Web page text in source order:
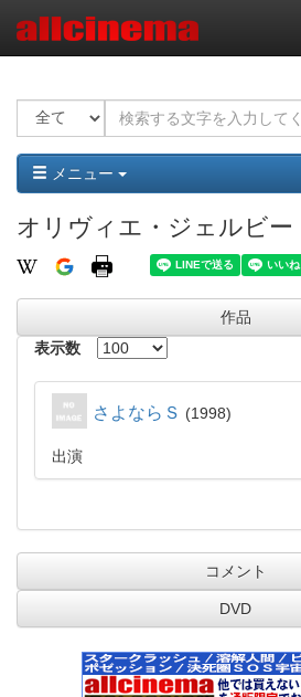
メニュー
オリヴィエ・ジェルビー
作品
表示数
さよならＳ 1998
出演
コメント
DVD